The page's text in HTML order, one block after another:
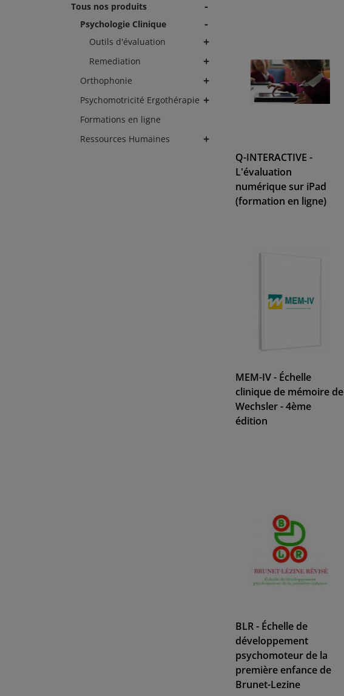
Q-INTERACTIVE -
L'évaluation
numérique sur iPad
(formation en ligne)
MEM-IV - Échelle
clinique de mémoire de
Wechsler - 4ème
édition
BLR - Échelle de
développement
psychomoteur de la
première enfance de
Brunet-Lezine
-
Tous nos produits
-
Psychologie Clinique
+
Outils d'évaluation
+
Remediation
+
Orthophonie
+
Psychomotricité Ergothérapie
Formations en ligne
+
Ressources Humaines